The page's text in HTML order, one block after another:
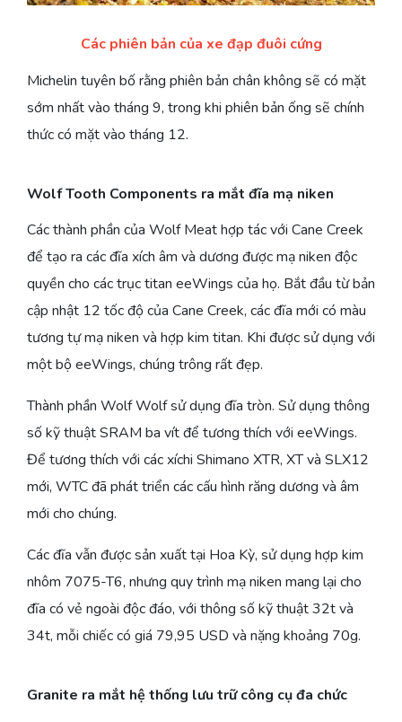
Các phiên bản của xe đạp đuôi cứng
Michelin tuyên bố rằng phiên bản chân không sẽ có mặt
sớm nhất vào tháng 9, trong khi phiên bản ống sẽ chính
thức có mặt vào tháng 12.
Wolf Tooth Components ra mắt đĩa mạ niken
Các thành phần của Wolf Meat hợp tác với Cane Creek
để tạo ra các đĩa xích âm và dương được mạ niken độc
quyền cho các trục titan eeWings của họ. Bắt đầu từ bản
cập nhật 12 tốc độ của Cane Creek, các đĩa mới có màu
tương tự mạ niken và hợp kim titan. Khi được sử dụng với
một bộ eeWings, chúng trông rất đẹp.
Thành phần Wolf Wolf sử dụng đĩa tròn. Sử dụng thông
số kỹ thuật SRAM ba vít để tương thích với eeWings.
Để tương thích với các xíchi Shimano XTR, XT và SLX12
mới, WTC đã phát triển các cấu hình răng dương và âm
mới cho chúng.
Các đĩa vẫn được sản xuất tại Hoa Kỳ, sử dụng hợp kim
nhôm 7075-T6, nhưng quy trình mạ niken mang lại cho
đĩa có vẻ ngoài độc đáo, với thông số kỹ thuật 32t và
34t, mỗi chiếc có giá 79,95 USD và nặng khoảng 70g.
Granite ra mắt hệ thống lưu trữ công cụ đa chức